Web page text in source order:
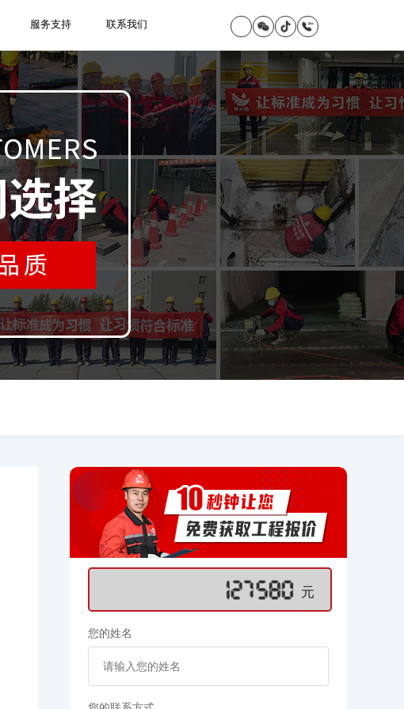
企业文化
资质荣誉 团队风采
公司实景 合作伙伴
堵漏治理
渗漏修缮 补强加固
防腐保温
屋面防水工程 地铁堵漏工程
隧道堵漏工程 地下室堵漏工程
电梯井堵漏工程 其它渗漏修缮工程
堵漏材料
防水设备 堵漏设备
检测设备
行业资讯
技术资料 施工视频
常见问题
服务支持
服务保障
服务网络 服务流程
在线客服
联系我们
共同赚钱
社会招聘 在线留言
元
您的姓名